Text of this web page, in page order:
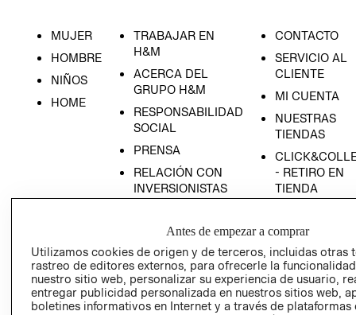
MUJER
HOMBRE
NIÑOS
HOME
TRABAJAR EN
H&M
ACERCA DEL
GRUPO H&M
RESPONSABILIDAD
SOCIAL
PRENSA
RELACIÓN CON
INVERSIONISTAS
EMPRESARIAL
CONTACTO
SERVICIO AL
CLIENTE
MI CUENTA
NUESTRAS
TIENDAS
- RETIRO EN
TIENDA
CONDICIONES
AVISO DE
PRIVACIDAD
GIFT CARD
AVISO DE
Antes de empezar a comprar
Utilizamos cookies de origen y de terceros, incluidas otras
rastreo de editores externos, para ofrecerle la
nuestro sitio web, personalizar su experiencia de usuario,
entregar publicidad personalizada en nuestros sitios web,
boletines informativos en Internet y a través de plataformas